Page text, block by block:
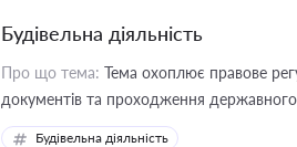
Будівельна діяльність
Про що тема: Тема охоплює правове
документів та проходження
Будівельна діяльність